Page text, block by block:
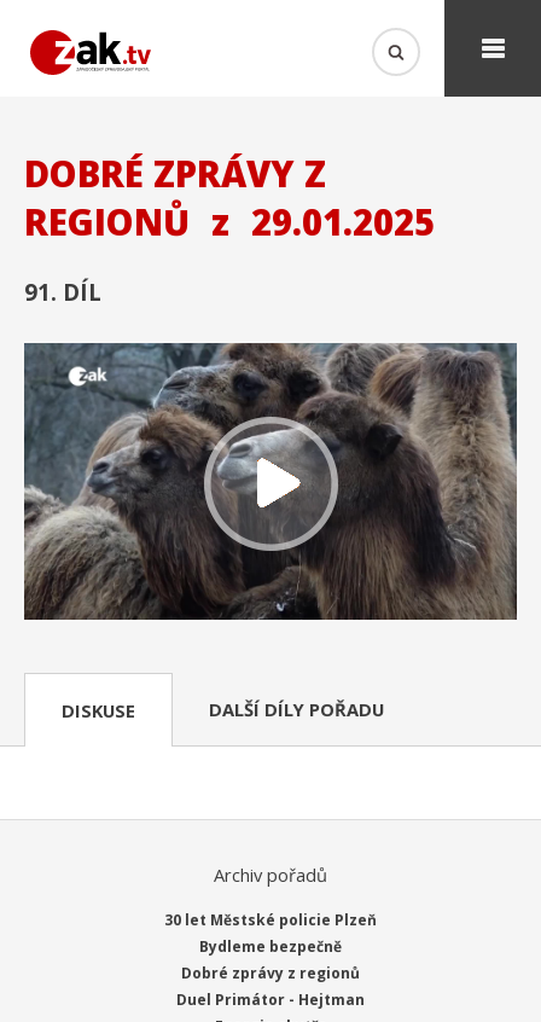
DOBRÉ ZPRÁVY Z
REGIONŮ z 29.01.2025
91. DÍL
DISKUSE DALŠÍ DÍLY POŘADU
Archiv pořadů
30 let Městské policie Plzeň
Bydleme bezpečně
Dobré zprávy z regionů
Duel Primátor - Hejtman